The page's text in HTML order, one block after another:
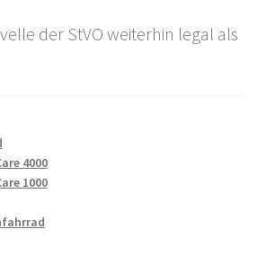
der StVO weiterhin legal als
4000
1000